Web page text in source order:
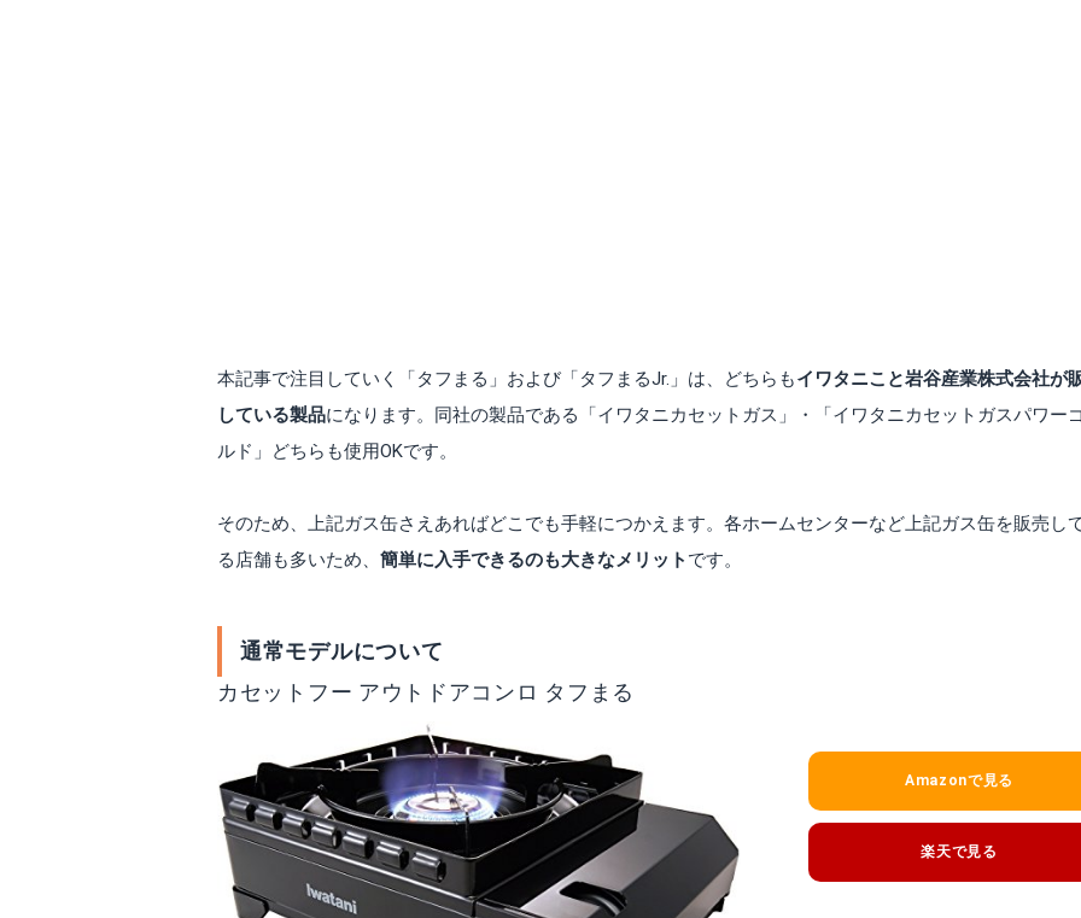
本記事で注目していく「タフまる」および「タフまるJr.」は、どちらもイワタニこと岩谷産業株式会社が
している製品になります。同社の製品である「イワタニカセットガス」・「イワタニカセットガスパワー
ルド」どちらも使用OKです。
そのため、上記ガス缶さえあればどこでも手軽につかえます。各ホームセンターなど上記ガス缶を販売し
る店舗も多いため、 簡単に入手できるのも大きなメリット です。
通常モデルについて
カセットフー アウトドアコンロ タフまる
Amazonで見る
楽天で見る